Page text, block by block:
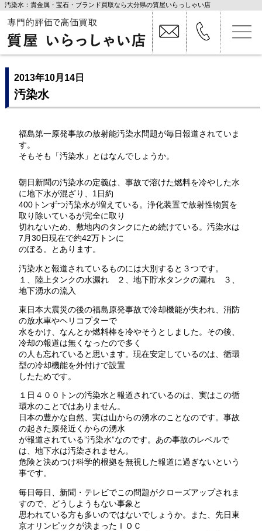
汚染水：貴金属・宝石・ブランド買取なら大分県の質屋いらっしゃい店
2013年10月14日
汚染水
福島第一原発事故の放射能汚染水問題が毎日報道されていま
す。
そもそも「汚染水」とはなんでしょうか。
朝日新聞の汚染水の定義は、事故で溶けた燃料を冷やした水
に地下水が混ざり、1日約
400トンずつ汚染水が増えている。浄化装置で放射性物質を
取り除いているが完全に取り
切れないため、敷地内のタンクにため続けている。汚染水は
7月30日現在で約42万トンに
のぼる。とあります。
汚染水と報道されているものには大別すると３つです。
１、陸上タンクの水漏れ ２、地下貯水タンクの漏れ ３、
地下湧水の流入
東日本大震災の後の福島原発事故で冷却機能が失われ、消防
の放水車やヘリコプターで
水をかけ、なんとか燃料棒を冷やそうとしました。その後、
冷却の報道は無くなったので多く
の人も忘れていると思います。現在安定しているのは、循環
型の冷却機能を外付けで設置
したためです。
１日４００トンの汚染水と報道されているのは、実はこの循
環水のことではありません。
日本の豊かな自然、実は山からの湧水のことなのです。事故
の起きた原発近くからの湧水
が報道されている”汚染水”なのです。あの事故のレベルで
は、地下水は汚染されません。
危険と決めつけ科学的根拠を無視した報道に過ぎないという
事です。
毎日毎日、新聞・テレビでこの問題がクローズアップされま
すので、どうしようもない事象と
思われている方も多いのではないでしょうか。また、先日東
京オリンピックが決まったＩＯＣ